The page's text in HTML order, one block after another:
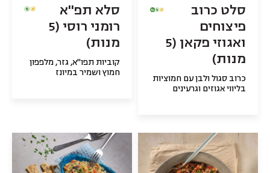
סלט כרוב
פיצוחים
ואגוזי פקאן (5
מנות)
כרוב סגול ולבן עם חמוציות
בליווי אגוזים וגרעינים
סלא תפ''א
רומני רוסי (5
מנות)
קוביות תפו"א, גזר, מלפפון
חמוץ ושמיר במיונז